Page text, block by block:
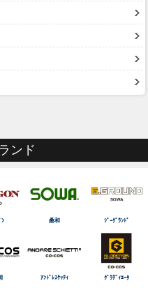
ンド
ﾝ 桑和 ｼﾞｰｸﾞﾗﾝﾄﾞ
ｱﾝﾄﾞﾚｽｹｯﾃｨ ｸﾞﾗﾃﾞｨｴｰﾀ